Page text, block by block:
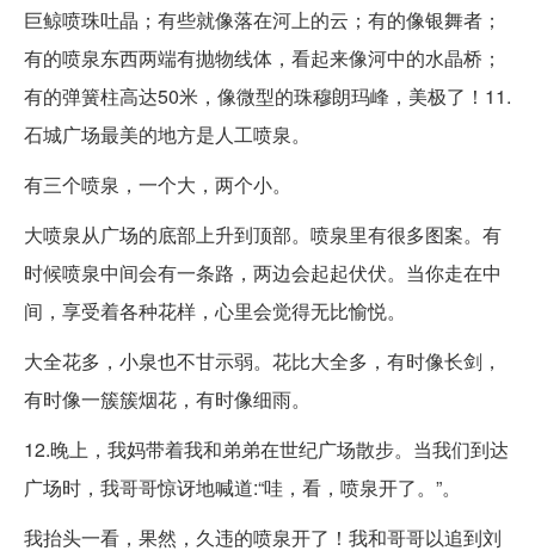
巨鲸喷珠吐晶；有些就像落在河上的云；有的像银舞者；
有的喷泉东西两端有抛物线体，看起来像河中的水晶桥；
有的弹簧柱高达50米，像微型的珠穆朗玛峰，美极了！11.
石城广场最美的地方是人工喷泉。
有三个喷泉，一个大，两个小。
大喷泉从广场的底部上升到顶部。喷泉里有很多图案。有
时候喷泉中间会有一条路，两边会起起伏伏。当你走在中
间，享受着各种花样，心里会觉得无比愉悦。
大全花多，小泉也不甘示弱。花比大全多，有时像长剑，
有时像一簇簇烟花，有时像细雨。
12.晚上，我妈带着我和弟弟在世纪广场散步。当我们到达
广场时，我哥哥惊讶地喊道:“哇，看，喷泉开了。”。
我抬头一看，果然，久违的喷泉开了！我和哥哥以追到刘